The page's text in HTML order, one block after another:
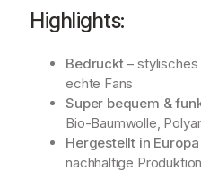
Highlights:
Bedruckt– stylisches
echte Fans
Super bequem &
Bio-Baumwolle,
Hergestellt in Europa
nachhaltige Produktion